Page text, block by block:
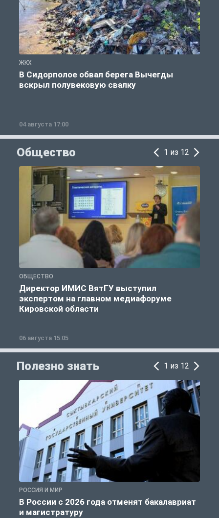
ЖКХ
В Сидорполое обвал берега Вычегды
вскрыл полувековую свалку
04 августа 17:00
Общество 1 из 12
ОБЩЕСТВО
Директор ИМИС ВятГУ выступил
экспертом на главном медиафоруме
Кировской области
06 августа 15:05
Полезно знать 1 из 12
РОССИЯ И МИР
В России с 2026 года отменят бакалавриат
и магистратуру